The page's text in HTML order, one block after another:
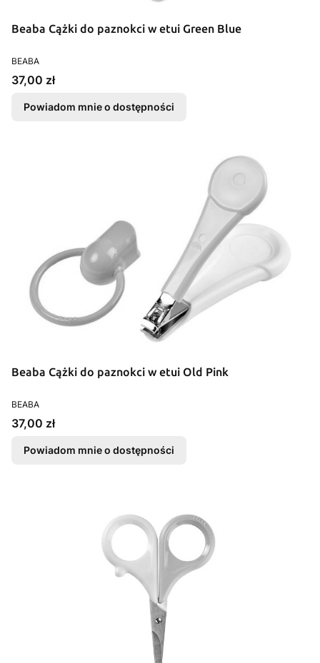
Beaba Cążki do paznokci w etui Green Blue
PRODUCENT
BEABA
Cena
37,00 zł
Powiadom mnie o dostępności
Beaba Cążki do paznokci w etui Old Pink
PRODUCENT
BEABA
Cena
37,00 zł
Powiadom mnie o dostępności